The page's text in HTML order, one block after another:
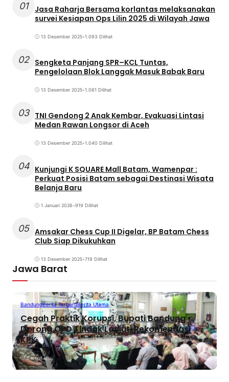
01
Jasa Raharja Bersama korlantas melaksanakan
survei Kesiapan Ops Lilin 2025 di Wilayah Jawa
13 Desember 2025•1.093 Dilihat
02 Sengketa Panjang SPR–KCL Tuntas,
Pengelolaan Blok Langgak Masuk Babak Baru
13 Desember 2025•1.081 Dilihat
03 TNI Gendong 2 Anak Kembar, Evakuasi Lintasi
Medan Rawan Longsor di Aceh
13 Desember 2025•1.040 Dilihat
04 Kunjungi K SQUARE Mall Batam, Wamenpar :
Perkuat Posisi Batam sebagai Destinasi Wisata
Belanja Baru
1 Januari 2026•919 Dilihat
05 Amsakar Chess Cup II Digelar, BP Batam Chess
Club Siap Dikukuhkan
13 Desember 2025•719 Dilihat
Jawa Barat
BandungBerita TerbaruBerita Utama
Cegah Praktik Korupsi, Bupati Bandung
Dorong OPD Tindak Lanjuti Rekomendasi
KPK
5 menit lalu